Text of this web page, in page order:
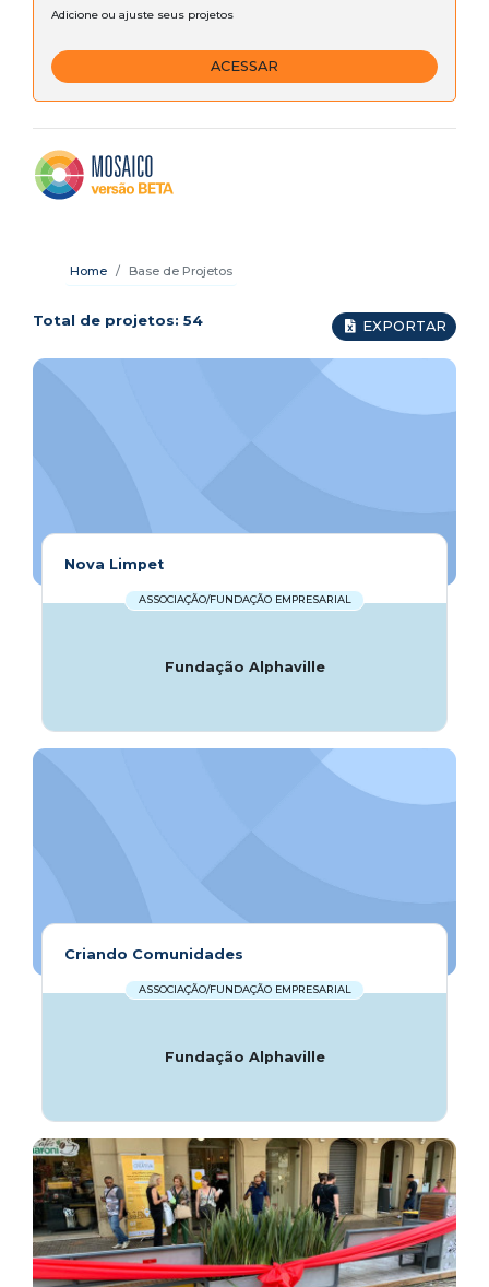
Adicione ou ajuste seus projetos
ACESSAR
Home Base de Projetos
Total de projetos: 54 EXPORTAR
Nova Limpet
ASSOCIAÇÃO/FUNDAÇÃO EMPRESARIAL
Fundação Alphaville
Criando Comunidades
ASSOCIAÇÃO/FUNDAÇÃO EMPRESARIAL
Fundação Alphaville